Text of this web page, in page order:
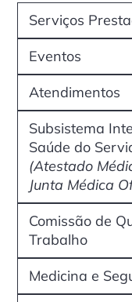
Serviços
Eventos
Atendimentos
Subsistema
Saúde do
(Atestado
Junta Médica
Comissão de
Trabalho
Medicina e